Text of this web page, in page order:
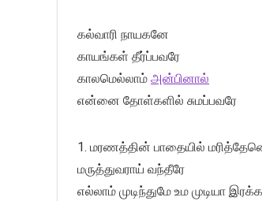
கல்வாரி நாயகனே
காயங்கள் தீர்ப்பவரே
காலமெல்லாம் அன்பினால்
என்னை தோள்களில் சுமப்பவரே
1.⁠ ⁠மரணத்தின் பாதையில்
மருத்துவராய் வந்தீரே
எல்லாம் முடிந்துமே உம முடியா